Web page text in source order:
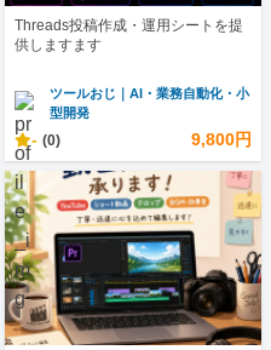
Threads投稿作成・運用シートを提
供しますます
ツールおじ｜AI・業務自動化・小
型開発
- (0) 9,800円